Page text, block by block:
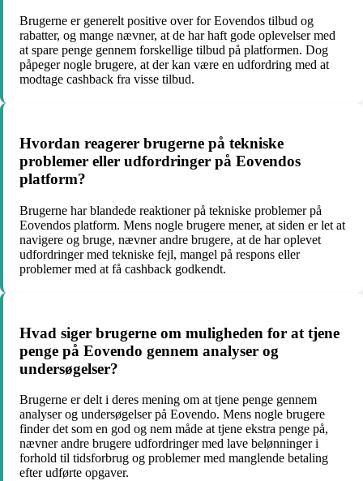
Brugerne er generelt positive over for Eovendos tilbud og
rabatter, og mange nævner, at de har haft gode oplevelser med
at spare penge gennem forskellige tilbud på platformen. Dog
påpeger nogle brugere, at der kan være en udfordring med at
modtage cashback fra visse tilbud.
Hvordan reagerer brugerne på tekniske
problemer eller udfordringer på Eovendos
platform?
Brugerne har blandede reaktioner på tekniske problemer på
Eovendos platform. Mens nogle brugere mener, at siden er let at
navigere og bruge, nævner andre brugere, at de har oplevet
udfordringer med tekniske fejl, mangel på respons eller
problemer med at få cashback godkendt.
Hvad siger brugerne om muligheden for at tjene
penge på Eovendo gennem analyser og
undersøgelser?
Brugerne er delt i deres mening om at tjene penge gennem
analyser og undersøgelser på Eovendo. Mens nogle brugere
finder det som en god og nem måde at tjene ekstra penge på,
nævner andre brugere udfordringer med lave belønninger i
forhold til tidsforbrug og problemer med manglende betaling
efter udførte opgaver.